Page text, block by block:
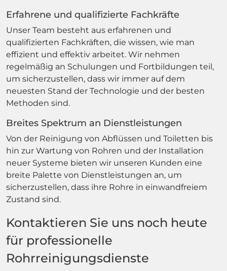
Erfahrene und qualifizierte Fachkräfte
Unser Team besteht aus erfahrenen und
qualifizierten Fachkräften, die wissen, wie man
effizient und effektiv arbeitet. Wir nehmen
regelmäßig an Schulungen und Fortbildungen teil,
um sicherzustellen, dass wir immer auf dem
neuesten Stand der Technologie und der besten
Methoden sind.
Breites Spektrum an Dienstleistungen
Von der Reinigung von Abflüssen und Toiletten bis
hin zur Wartung von Rohren und der Installation
neuer Systeme bieten wir unseren Kunden eine
breite Palette von Dienstleistungen an, um
sicherzustellen, dass ihre Rohre in einwandfreiem
Zustand sind.
Kontaktieren Sie uns noch heute
für professionelle
Rohrreinigungsdienste